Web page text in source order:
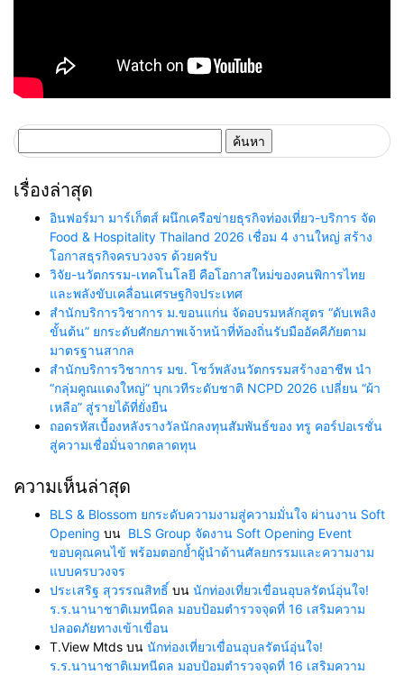
สำหรับ:
เรื่องล่าสุด
อินฟอร์มา มาร์เก็ตส์ ผนึกเครือข่ายธุรกิจท่องเที่ยว-บริการ จัด
Food & Hospitality Thailand 2026 เชื่อม 4 งานใหญ่ สร้าง
โอกาสธุรกิจครบวงจร ด้วยครับ
วิจัย-นวัตกรรม-เทคโนโลยี คือโอกาสใหม่ของคนพิการไทย
และพลังขับเคลื่อนเศรษฐกิจประเทศ
สำนักบริการวิชาการ ม.ขอนแก่น จัดอบรมหลักสูตร “ดับเพลิง
ขั้นต้น” ยกระดับศักยภาพเจ้าหน้าที่ท้องถิ่นรับมืออัคคีภัยตาม
มาตรฐานสากล
สำนักบริการวิชาการ มข. โชว์พลังนวัตกรรมสร้างอาชีพ นำ
“กลุ่มคูณแดงใหญ่” บุกเวทีระดับชาติ NCPD 2026 เปลี่ยน “ผ้า
เหลือ” สู่รายได้ที่ยั่งยืน
ถอดรหัสเบื้องหลังรางวัลนักลงทุนสัมพันธ์ของ ทรู คอร์ปอเรชั่น
สู่ความเชื่อมั่นจากตลาดทุน
ความเห็นล่าสุด
BLS & Blossom ยกระดับความงามสู่ความมั่นใจ ผ่านงาน Soft
Opening บน BLS Group จัดงาน Soft Opening Event
ขอบคุณคนไข้ พร้อมตอกย้ำผู้นำด้านศัลยกรรมและความงาม
แบบครบวงจร
ประเสริฐ สุวรรณสิทธิ์ บน นักท่องเที่ยวเขื่อนอุบลรัตน์อุ่นใจ!
ร.ร.นานาชาติเมทนีดล มอบป้อมตำรวจจุดที่ 16 เสริมความ
ปลอดภัยทางเข้าเขื่อน
T.View Mtds บน นักท่องเที่ยวเขื่อนอุบลรัตน์อุ่นใจ!
ร.ร.นานาชาติเมทนีดล มอบป้อมตำรวจจุดที่ 16 เสริมความ